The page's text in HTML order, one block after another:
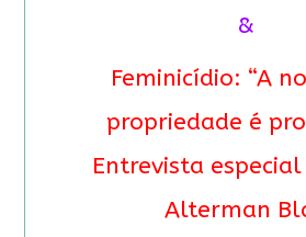
&
Feminicídio: “A
propriedade é
Entrevista especial
Alterman